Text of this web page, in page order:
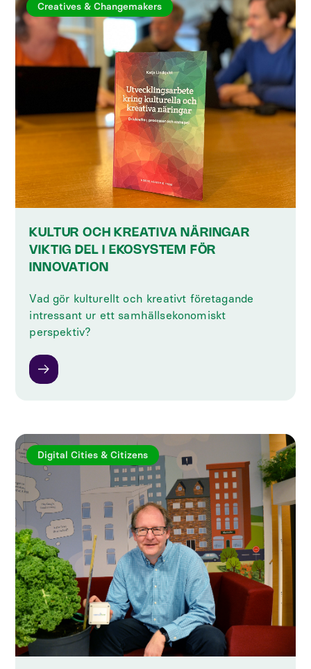
Creatives & Changemakers
KULTUR OCH KREATIVA NÄRINGAR
VIKTIG DEL I EKOSYSTEM FÖR
INNOVATION
Vad gör kulturellt och kreativt företagande
intressant ur ett samhällsekonomiskt
perspektiv?
Digital Cities & Citizens